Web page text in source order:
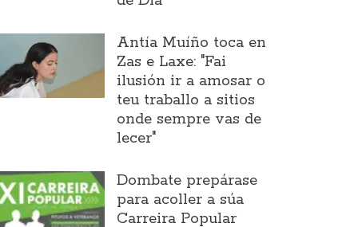
Antía Muíño toca en
Zas e Laxe: "Fai
ilusión ir a amosar o
teu traballo a sitios
onde sempre vas de
lecer"
Dombate prepárase
para acoller a súa
Carreira Popular